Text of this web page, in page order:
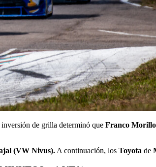
inversión de grilla determinó que Franco Morillo
(VW Nivus). A continuación, los Toyota de